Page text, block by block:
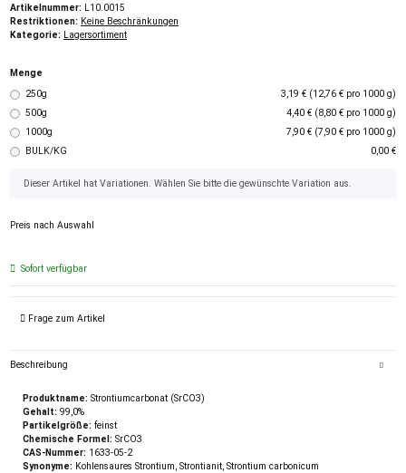
Artikelnummer: L10.0015
Restriktionen: Keine Beschränkungen
Kategorie: Lagersortiment
Menge
250g
3,19 € (12,76 € pro 1000 g)
500g
4,40 € (8,80 € pro 1000 g)
1000g
7,90 € (7,90 € pro 1000 g)
BULK/KG
0,00 €
xDieser Artikel hat Variationen. Wählen Sie bitte die gewünschte Variation aus.
Preis nach Auswahl
Sofort verfügbar
Frage zum Artikel
Beschreibung
Produktname: Strontiumcarbonat (SrCO3)
Gehalt: 99,0%
Partikelgröße: feinst
Chemische Formel: SrCO3
CAS-Nummer: 1633-05-2
Synonyme: Kohlensaures Strontium, Strontianit, Strontium carbonicum